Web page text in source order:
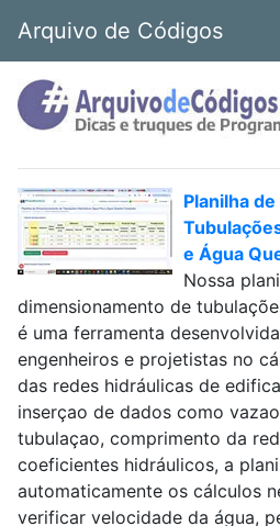
Arquivo de Códigos
Planilha
e Água
Nossa
dimensionamento de
é uma ferramenta
engenheiros e projetistas no
das redes hidráulicas de
inserçao de dados como
tubulaçao, comprimento da
coeficientes hidráulicos, a
automaticamente os cálculos
verificar velocidade da água,